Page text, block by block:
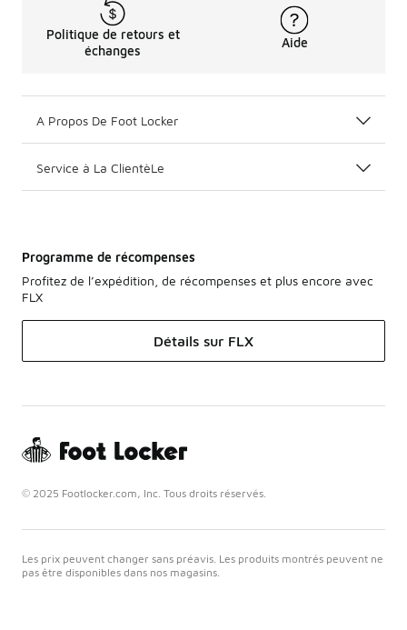
Politique de retours et
échanges
Aide
A Propos De Foot Locker
Service à La ClientèLe
Programme de récompenses
Profitez de l’expédition, de récompenses et plus encore avec
FLX
Détails sur FLX
© 2025 Footlocker.com, Inc. Tous droits réservés.
Les prix peuvent changer sans préavis. Les produits montrés peuvent ne
pas être disponibles dans nos magasins.